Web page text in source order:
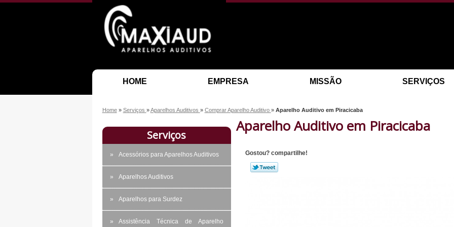
HOME EMPRESA MISSÃO SERVIÇOS
Home » Serviços »Aparelhos Auditivos » Comprar Aparelho Auditivo » Aparelho Auditivo em Piracicaba
Serviços
Acessórios para Aparelhos Auditivos
Aparelhos Auditivos
Aparelhos para Surdez
Assistência Técnica de Aparelho
Aparelho Auditivo em Piracicaba
Gostou? compartilhe!